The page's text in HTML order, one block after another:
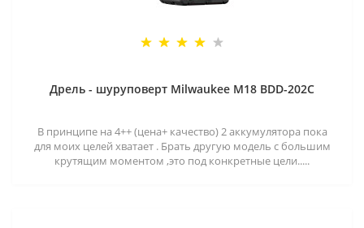
Дрель - шуруповерт Milwaukee M18 BDD-202C
В принципе на 4++ (цена+ качество) 2 аккумулятора пока
для моих целей хватает . Брать другую модель с большим
крутящим моментом ,это под конкретные цели.....